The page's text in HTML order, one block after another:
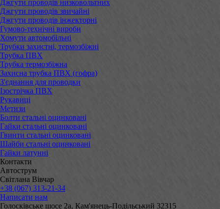
Джгути проводів низковольтних
Джгути проводів звичайні
Джгути проводів інжекторні
Гумово-технічні вироби
Хомути автомобільні
Трубки захистні, термозбіжні
Трубка ПВХ
Трубка термозбіжна
Захисна трубка ПВХ (гофра)
З'єднання для проводки
Ізострічка ПВХ
Рукавиці
Метизи
Болти стальні оцинковані
Гайки стальні оцинковані
Гвинти стальні оцинковані
Шайби стальні оцинковані
Гайки латунні
Контакти
Автострум
Світлана Вівчар
+38 (067) 313-21-34
Написати нам
Голосківське шосе 2а, Кам'янець-Подільський 32315